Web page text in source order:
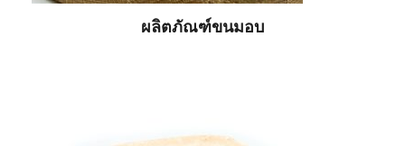
ผลิตภัณฑ์ขนมอบ